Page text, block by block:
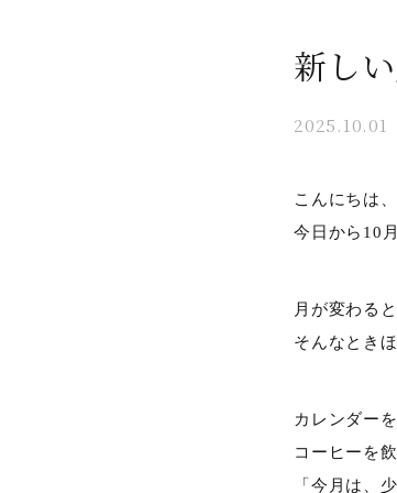
新し
2025.10.01
こんにちは
今日から10
月が変わる
そんなときほ
カレンダー
コーヒーを
「今月は、